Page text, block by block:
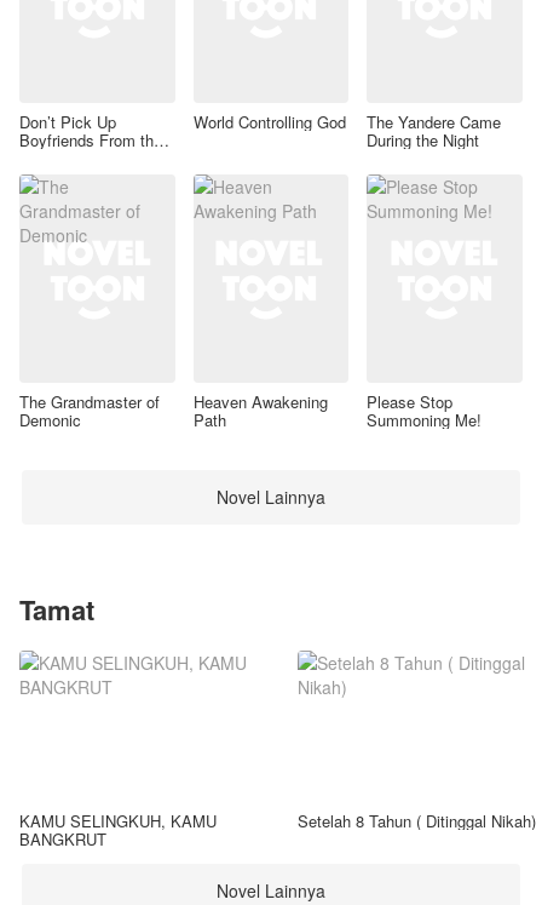
Don’t Pick Up
Boyfriends From the
World Controlling God The Yandere Came
During the Night
The Grandmaster of
Demonic
Heaven Awakening
Path
Please Stop
Summoning Me!
Novel Lainnya
Tamat
KAMU SELINGKUH, KAMU
BANGKRUT
Setelah 8 Tahun ( Ditinggal Nikah)
Novel Lainnya